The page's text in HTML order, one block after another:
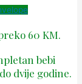
60 KM.
bebi
dvije godine.